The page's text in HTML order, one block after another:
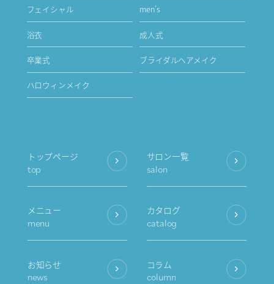
フェイシャル men's
浴衣 成人式
卒業式 ブライダルヘアメイク
ハロウィンメイク
トップページ
top
サロン一覧
salon
メニュー
menu
カタログ
catalog
お知らせ
news
コラム
column